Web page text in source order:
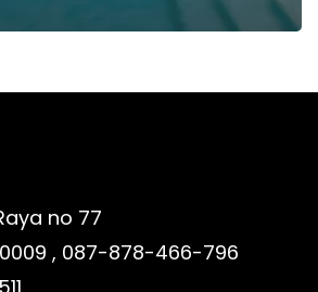
no 77
, 087-878-466-796